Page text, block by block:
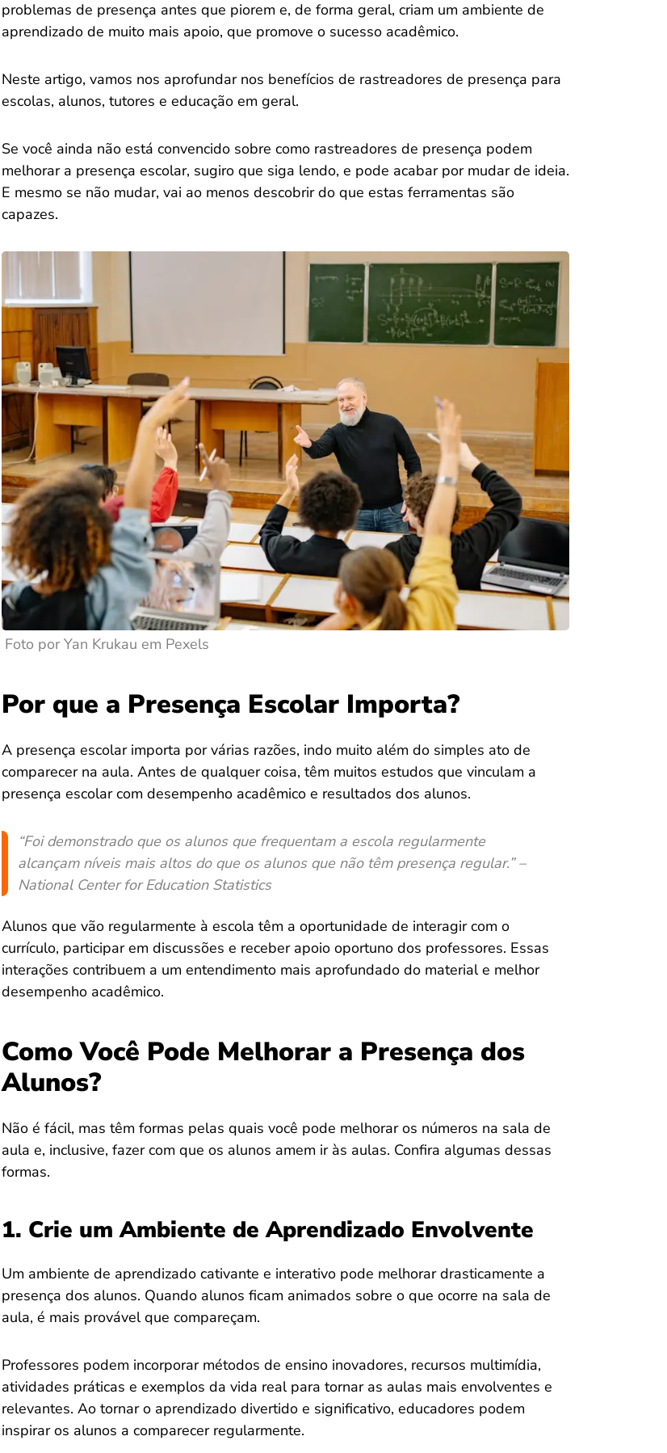
problemas de presença antes que piorem e, de forma geral, criam um ambiente de
aprendizado de muito mais apoio, que promove o sucesso acadêmico.
Neste artigo, vamos nos aprofundar nos benefícios de rastreadores de presença para
escolas, alunos, tutores e educação em geral.
Se você ainda não está convencido sobre como rastreadores de presença podem
melhorar a presença escolar, sugiro que siga lendo, e pode acabar por mudar de ideia.
E mesmo se não mudar, vai ao menos descobrir do que estas ferramentas são
capazes.
Foto por Yan Krukau em Pexels
Por que a Presença Escolar Importa?
A presença escolar importa por várias razões, indo muito além do simples ato de
comparecer na aula. Antes de qualquer coisa, têm muitos estudos que vinculam a
presença escolar com desempenho acadêmico e resultados dos alunos.
“Foi demonstrado que os alunos que frequentam a escola regularmente
alcançam níveis mais altos do que os alunos que não têm presença regular.” –
National Center for Education Statistics
Alunos que vão regularmente à escola têm a oportunidade de interagir com o
currículo, participar em discussões e receber apoio oportuno dos professores. Essas
interações contribuem a um entendimento mais aprofundado do material e melhor
desempenho acadêmico.
Como Você Pode Melhorar a Presença dos
Alunos?
Não é fácil, mas têm formas pelas quais você pode melhorar os números na sala de
aula e, inclusive, fazer com que os alunos amem ir às aulas. Confira algumas dessas
formas.
1. Crie um Ambiente de Aprendizado Envolvente
Um ambiente de aprendizado cativante e interativo pode melhorar drasticamente a
presença dos alunos. Quando alunos ficam animados sobre o que ocorre na sala de
aula, é mais provável que compareçam.
Professores podem incorporar métodos de ensino inovadores, recursos multimídia,
atividades práticas e exemplos da vida real para tornar as aulas mais envolventes e
relevantes. Ao tornar o aprendizado divertido e significativo, educadores podem
inspirar os alunos a comparecer regularmente.